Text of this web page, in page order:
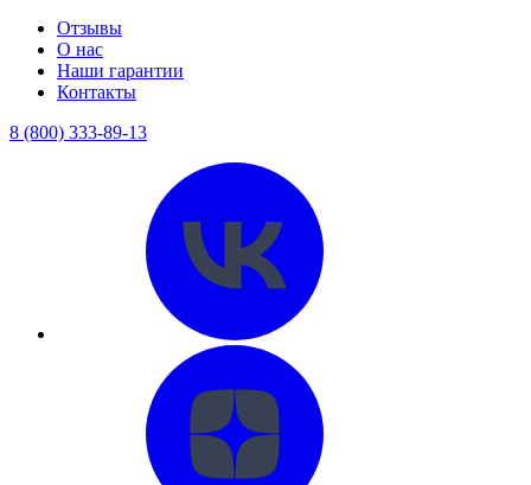
Отзывы
О нас
Наши гарантии
Контакты
8 (800) 333-89-13